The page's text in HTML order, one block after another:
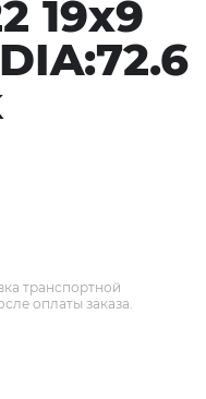
19x9
транспортной
оплаты заказа.